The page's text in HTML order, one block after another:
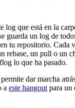
log que está en la
guarda un log de
tu repositorio. Cada
rebase, un pull o un
lo que ha pasado.
dar marcha
a este hangout para un